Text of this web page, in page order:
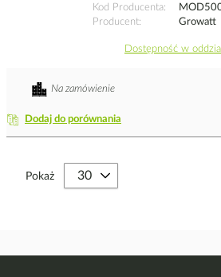
Kod Producenta
Producent
Growatt
Dostępność w
Dodaj do porównania
Na zamówienie
Pokaż